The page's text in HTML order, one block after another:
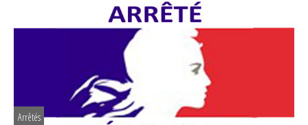
Arrêtés